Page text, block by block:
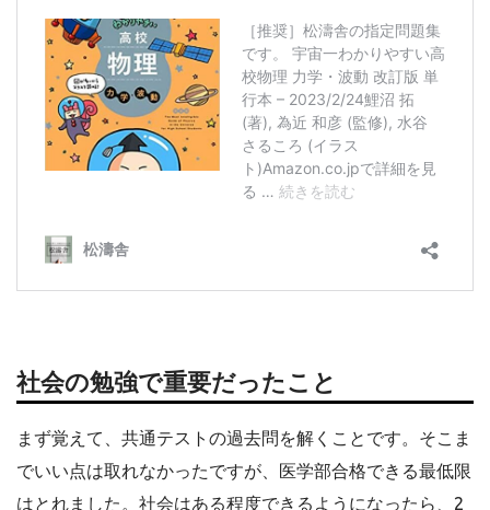
社会の勉強で重要だったこと
まず覚えて、共通テストの過去問を解くことです。そこま
でいい点は取れなかったですが、医学部合格できる最低限
はとれました。社会はある程度できるようになったら、2